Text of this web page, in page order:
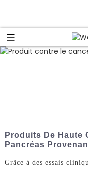
Produits De Haute
Pancréas
Grâce à des essais